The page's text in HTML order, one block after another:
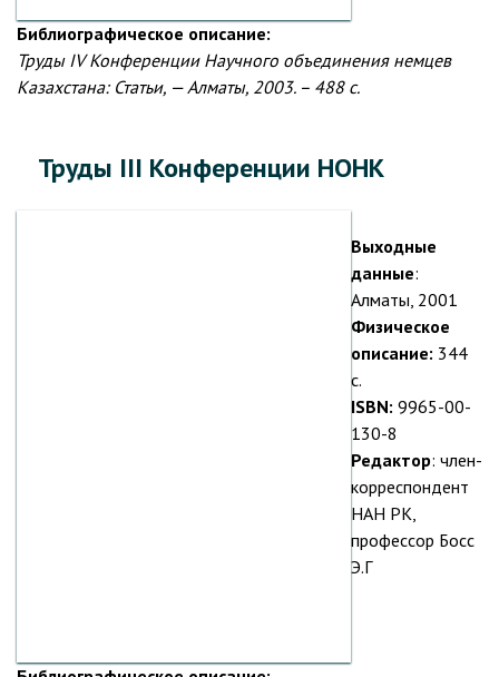
Библиографическое описание:
Труды IV Конференции Научного объединения немцев
Казахстана: Статьи, — Алматы, 2003. – 488 с.
Труды III Конференции НОНК
Выходные
данные:
Алматы, 2001
Физическое
описание: 344
с.
ISBN: 9965-00-
130-8
Редактор: член-
корреспондент
НАН РК,
профессор Босс
Э.Г